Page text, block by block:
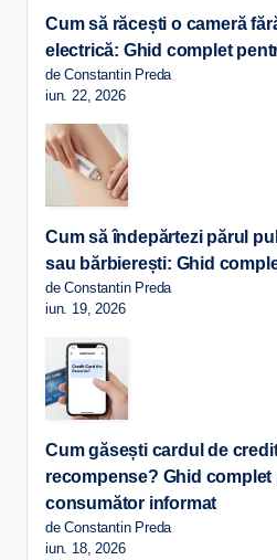
Cum să răcești o cameră
electrică: Ghid complet
de Constantin Preda
iun. 22, 2026
Cum să îndepărtezi părul
sau bărbierești: Ghid
de Constantin Preda
iun. 19, 2026
Cum găsești cardul de
recompense? Ghid complet
consumător informat
de Constantin Preda
iun. 18, 2026